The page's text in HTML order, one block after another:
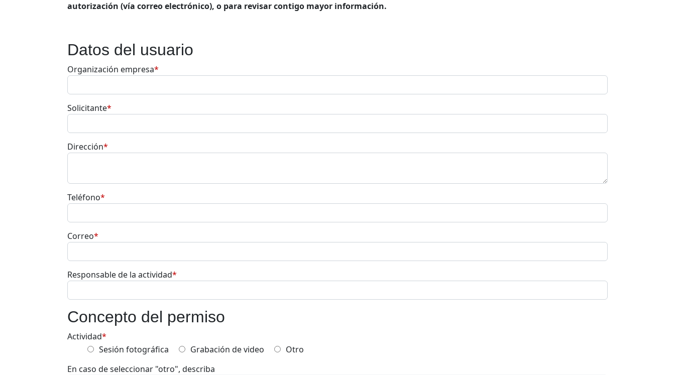
autorización (vía correo electrónico), o para revisar contigo mayor información.
Datos del usuario
Organización empresa*
Solicitante*
Dirección*
Teléfono*
Correo*
Responsable de la actividad*
Concepto del permiso
Actividad*
Sesión fotográfica
Grabación de video
Otro
En caso de seleccionar "otro", describa